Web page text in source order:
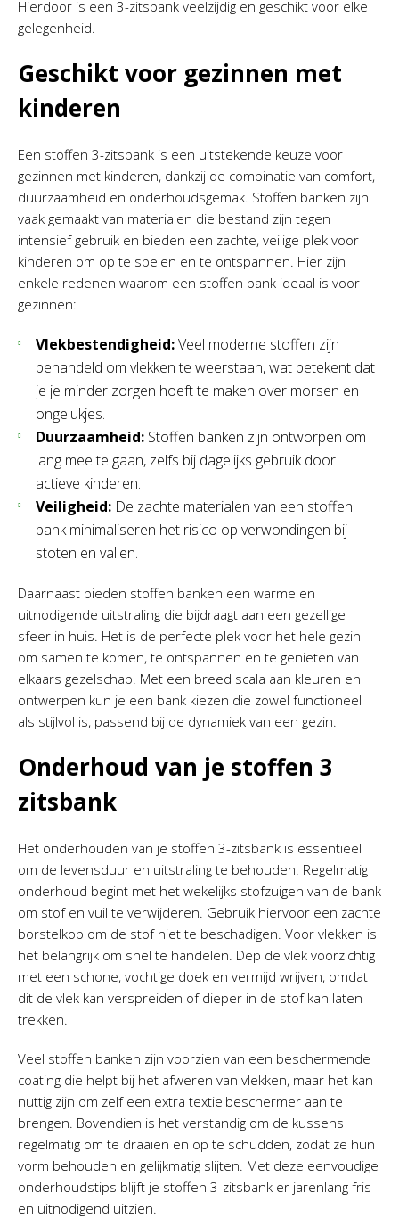
Hierdoor is een 3-zitsbank veelzijdig en geschikt voor elke
gelegenheid.
Geschikt voor gezinnen met
kinderen
Een stoffen 3-zitsbank is een uitstekende keuze voor
gezinnen met kinderen, dankzij de combinatie van comfort,
duurzaamheid en onderhoudsgemak. Stoffen banken zijn
vaak gemaakt van materialen die bestand zijn tegen
intensief gebruik en bieden een zachte, veilige plek voor
kinderen om op te spelen en te ontspannen. Hier zijn
enkele redenen waarom een stoffen bank ideaal is voor
gezinnen:
Vlekbestendigheid:Veel moderne stoffen zijn
behandeld om vlekken te weerstaan, wat betekent dat
je je minder zorgen hoeft te maken over morsen en
ongelukjes.
Duurzaamheid: Stoffen banken zijn ontworpen om
lang mee te gaan, zelfs bij dagelijks gebruik door
actieve kinderen.
Veiligheid: De zachte materialen van een stoffen
bank minimaliseren het risico op verwondingen bij
stoten en vallen.
Daarnaast bieden stoffen banken een warme en
uitnodigende uitstraling die bijdraagt aan een gezellige
sfeer in huis. Het is de perfecte plek voor het hele gezin
om samen te komen, te ontspannen en te genieten van
elkaars gezelschap. Met een breed scala aan kleuren en
ontwerpen kun je een bank kiezen die zowel functioneel
als stijlvol is, passend bij de dynamiek van een gezin.
Onderhoud van je stoffen 3
zitsbank
Het onderhouden van je stoffen 3-zitsbank is essentieel
om de levensduur en uitstraling te behouden. Regelmatig
onderhoud begint met het wekelijks stofzuigen van de bank
om stof en vuil te verwijderen. Gebruik hiervoor een zachte
borstelkop om de stof niet te beschadigen. Voor vlekken is
het belangrijk om snel te handelen. Dep de vlek voorzichtig
met een schone, vochtige doek en vermijd wrijven, omdat
dit de vlek kan verspreiden of dieper in de stof kan laten
trekken.
Veel stoffen banken zijn voorzien van een beschermende
coating die helpt bij het afweren van vlekken, maar het kan
nuttig zijn om zelf een extra textielbeschermer aan te
brengen. Bovendien is het verstandig om de kussens
regelmatig om te draaien en op te schudden, zodat ze hun
vorm behouden en gelijkmatig slijten. Met deze eenvoudige
onderhoudstips blijft je stoffen 3-zitsbank er jarenlang fris
en uitnodigend uitzien.